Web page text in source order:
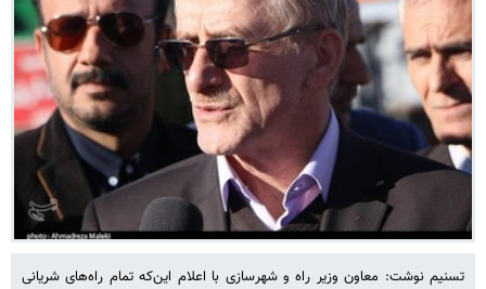
تسنیم نوشت: معاون وزیر راه و شهرسازی با اعلام این‌که تمام راه‌های شریانی